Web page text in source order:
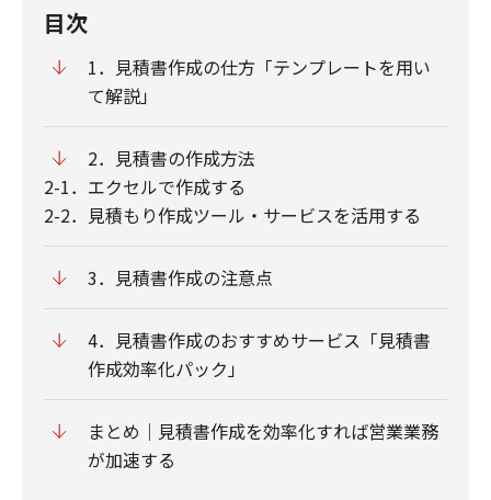
目次
1．見積書作成の仕方「テンプレートを用い
て解説」
2．見積書の作成方法
2-1．エクセルで作成する
2-2．見積もり作成ツール・サービスを活用する
3．見積書作成の注意点
4．見積書作成のおすすめサービス「見積書
作成効率化パック」
まとめ｜見積書作成を効率化すれば営業業務
が加速する